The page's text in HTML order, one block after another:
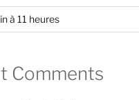
à 11 heures
Comments